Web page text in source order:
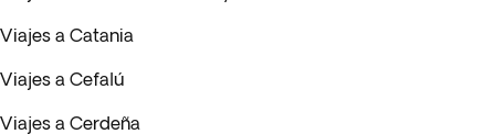
Viajes a Catania
Viajes a Cefalú
Viajes a Cerdeña